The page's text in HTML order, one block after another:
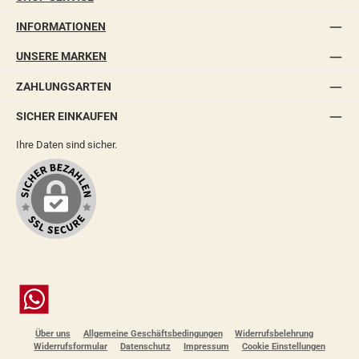
INFORMATIONEN
UNSERE MARKEN
ZAHLUNGSARTEN
SICHER EINKAUFEN
Ihre Daten sind sicher.
Chat
Über uns Allgemeine Geschäftsbedingungen
Widerrufsbelehrung
Widerrufsformular
Datenschutz Impressum Cookie Einstellungen